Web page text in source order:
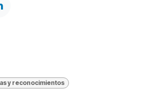
y reconocimientos